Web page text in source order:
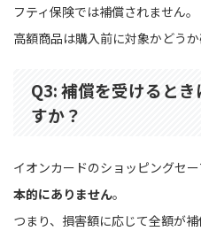
フティ保険では補償されません。
高額商品は購入前に対象かどうか
Q3: 補償を受けると
すか？
イオンカードのショッピングセー
本的にありません。
つまり、損害額に応じて全額が補